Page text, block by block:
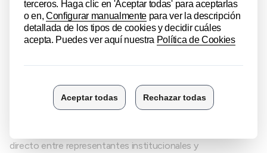
Canadá representa un mercado de alto interés para las
empresas alavesas, especialmente tras la entrada en vigor
del acuerdo CETA, que ha facilitado el acceso de compañías
adjudicaciones por más de 32.700 millones de euros en el
otros 21.900 millones.
directo entre representantes institucionales y